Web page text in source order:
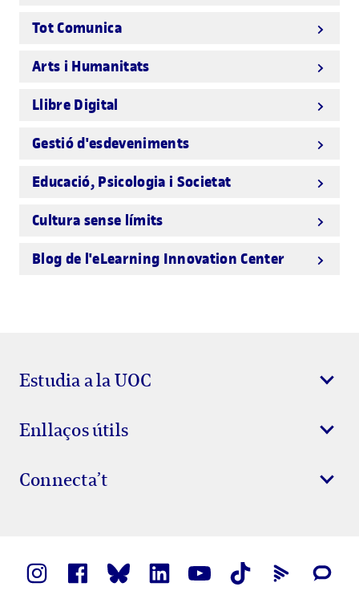
Tot Comunica
Arts i Humanitats
Llibre Digital
Gestió d'esdeveniments
Educació, Psicologia i Societat
Cultura sense límits
Blog de l'eLearning Innovation Center
Estudia a la UOC
Enllaços útils
Connecta’t